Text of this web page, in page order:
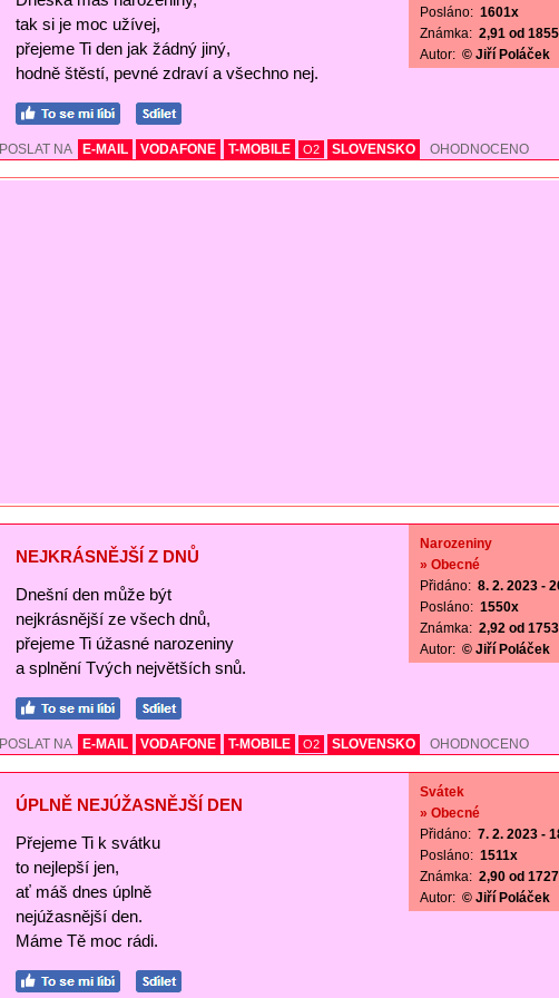
tak si je moc užívej,
přejeme Ti den jak žádný jiný,
hodně štěstí, pevné zdraví a všechno nej.
Posláno: 1601x
Známka: 2,91 od
Autor: © Jiří Poláček
POSLAT NA E-MAIL VODAFONE T-MOBILE O2 SLOVENSKO OHODNOCENO
NEJKRÁSNĚJŠÍ Z DNŮ
Dnešní den může být
nejkrásnější ze všech dnů,
přejeme Ti úžasné narozeniny
a splnění Tvých největších snů.
Narozeniny
» Obecné
Přidáno: 8. 2. 2023 -
Posláno: 1550x
Známka: 2,92 od
Autor: © Jiří Poláček
POSLAT NA E-MAIL VODAFONE T-MOBILE O2 SLOVENSKO OHODNOCENO
ÚPLNĚ NEJÚŽASNĚJŠÍ DEN
Přejeme Ti k svátku
to nejlepší jen,
ať máš dnes úplně
nejúžasnější den.
Máme Tě moc rádi.
Svátek
» Obecné
Přidáno: 7. 2. 2023 -
Posláno: 1511x
Známka: 2,90 od
Autor: © Jiří Poláček